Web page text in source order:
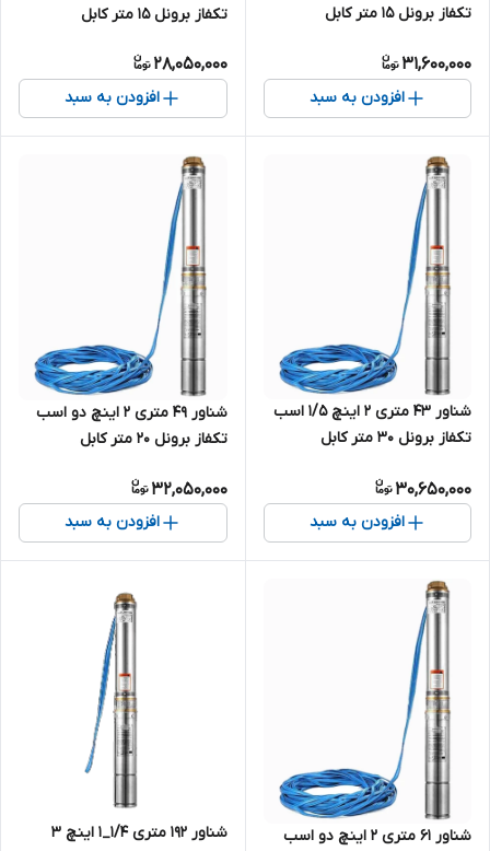
تکفاز برونل ۱۵ متر کابل
استیل کامل آبدهی بالا کابل بلند
31,600,000
افزودن به سبد
تکفاز برونل ۱۵ متر کابل
آبدهی بالا یک و نیم اسب تک فاز
28,050,000
افزودن به سبد
شناور ۴۳ متری ۲ اینچ ۱/۵ اسب
تکفاز برونل ۳۰ متر کابل
آبدهی بالا کابل بلند یک و نیم
اسب تک فاز ( ۴۵ متر )
30,650,000
افزودن به سبد
شناور ۴۹ متری ۲ اینچ دو اسب
تکفاز برونل 20 متر کابل
32,050,000
افزودن به سبد
شناور ۶۱ متری ۲ اینچ دو اسب
شناور ۱۹۲ متری ۱/۴_۱ اینچ ۳